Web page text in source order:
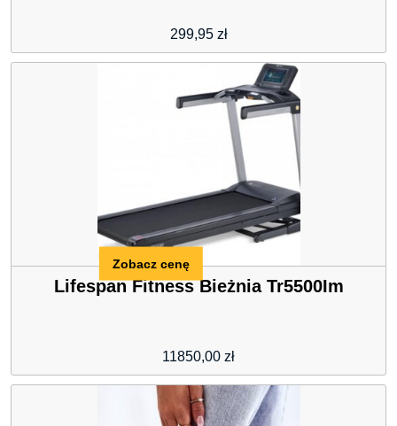
299,95 zł
Lifespan Fitness Bieżnia Tr5500Im
11850,00 zł
Zobacz cenę